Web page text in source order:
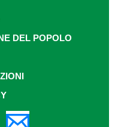
DEL POPOLO